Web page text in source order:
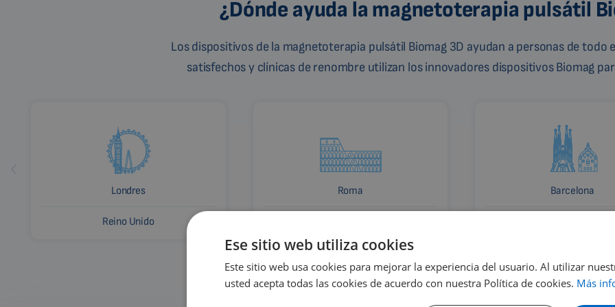
¿Dónde ayuda la magnetoterapia pulsátil
Los dispositivos de la magnetoterapia pulsátil Biomag 3D ayudan a personas de todo
satisfechos y clínicas de renombre utilizan los innovadores dispositivos Biomag
Londres
Reino Unido
Roma Barcelona
Ese sitio web utiliza cookies
Este sitio web usa cookies para mejorar la experiencia del usuario. Al utilizar
usted acepta todas las cookies de acuerdo con nuestra Política de cookies. Más